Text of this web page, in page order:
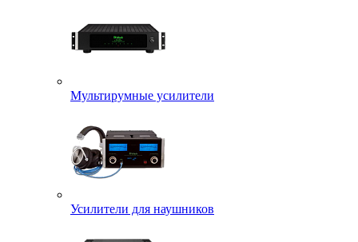
Мультирумные усилители
Усилители для наушников